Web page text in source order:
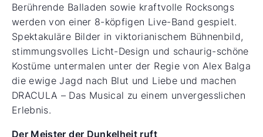
Berührende Balladen sowie kraftvolle Rocksongs
werden von einer 8-köpfigen Live-Band gespielt.
Spektakuläre Bilder in viktorianischem Bühnenbild,
stimmungsvolles Licht-Design und schaurig-schöne
Kostüme untermalen unter der Regie von Alex Balga
die ewige Jagd nach Blut und Liebe und machen
DRACULA – Das Musical zu einem unvergesslichen
Erlebnis.
Der Meister der Dunkelheit ruft